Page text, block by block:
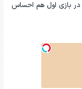
بازی اول هم احساس